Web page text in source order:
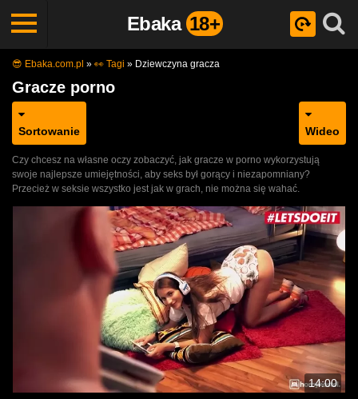
Ebaka 18+
😎 Ebaka.com.pl » 👀 Tagi » Dziewczyna gracza
Gracze porno
Sortowanie Wideo
Czy chcesz na własne oczy zobaczyć, jak gracze w porno wykorzystują
swoje najlepsze umiejętności, aby seks był gorący i niezapomniany?
Przecież w seksie wszystko jest jak w grach, nie można się wahać.
14:00